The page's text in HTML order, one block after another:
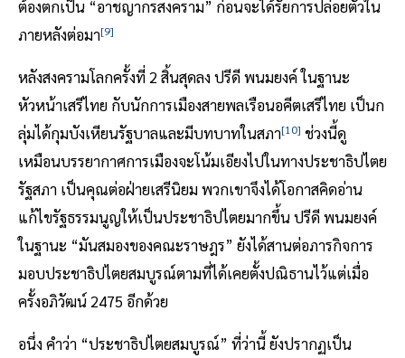
ต้องตกเป็น “อาชญากรสงคราม” ก่อนจะได้รัยการปล่อยตัวใน
ภายหลังต่อมา[9]
หลังสงครามโลกครั้งที่ 2 สิ้นสุดลง ปรีดี พนมยงค์ ในฐานะ
หัวหน้าเสรีไทย กับนักการเมืองสายพลเรือนอคีตเสรีไทย เป็นก
ลุ่มได้กุมบังเหียนรัฐบาลและมีบทบาทในสภา[10] ช่วงนี้ดู
เหมือนบรรยากาศการเมืองจะโน้มเอียงไปในทางประชาธิปไตย
รัฐสภา เป็นคุณต่อฝ่ายเสรีนิยม พวกเขาจึงได้โอกาสคิดอ่าน
แก้ไขรัฐธรรมนูญให้เป็นประชาธิปไตยมากขึ้น ปรีดี พนมยงค์
ในฐานะ “มันสมองของคณะราษฎร” ยังได้สานต่อภารกิจการ
มอบประชาธิปไตยสมบูรณ์ตามที่ได้เคยตั้งปณิธานไว้แต่เมื่อ
ครั้งอภิวัฒน์ 2475 อีกด้วย
อนึ่ง คำว่า “ประชาธิปไตยสมบูรณ์” ที่ว่านี้ ยังปรากฏเป็น